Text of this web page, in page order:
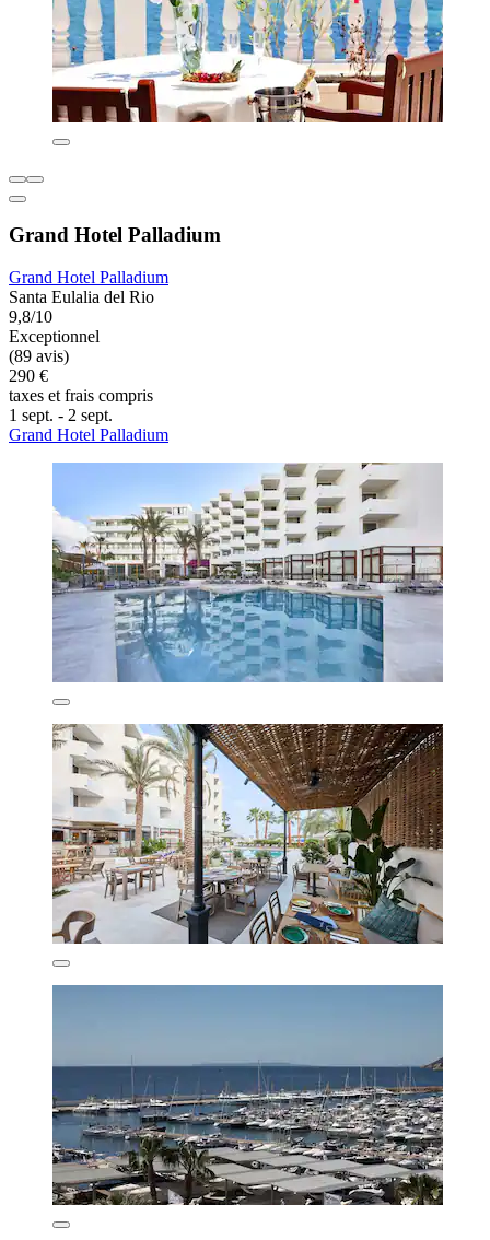
Grand Hotel Palladium
Grand Hotel Palladium
Santa Eulalia del Rio
9,8/10
Exceptionnel
(89 avis)
290 €
taxes et frais compris
1 sept. - 2 sept.
Grand Hotel Palladium